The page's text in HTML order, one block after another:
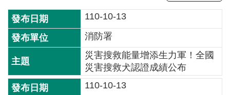
本
110-10-13
消防署
災害搜救能量增添生力軍！全國
災害搜救犬認證成績公布
110-10-13